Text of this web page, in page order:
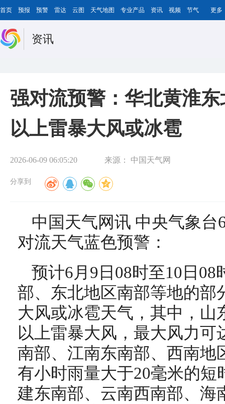
首页 预报 预警 雷达 云图 天气地图 专业产品 资讯 视频 节气 更多
资讯
强对流预警：华北黄淮
以上雷暴大风或冰雹
2026-06-09 06:05:20 来源： 中国天气网
分享到
中国天气网讯 中央气象台
对流天气蓝色预警：
预计6月9日08时至10日
部、东北地区南部等地的部
大风或冰雹天气，其中，山
以上雷暴大风，最大风力可
南部、江南东南部、西南地
有小时雨量大于20毫米的
建东南部、云南西南部、海